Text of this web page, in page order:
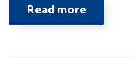
Read more